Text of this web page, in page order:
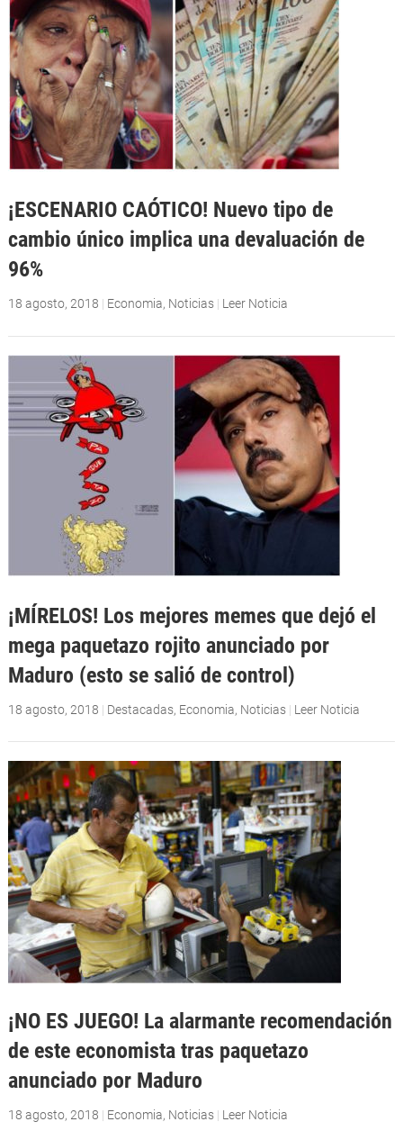
¡ESCENARIO CAÓTICO! Nuevo tipo de
cambio único implica una devaluación de
96%
18 agosto, 2018 | Economia, Noticias | Leer Noticia
¡MÍRELOS! Los mejores memes que dejó el
mega paquetazo rojito anunciado por
Maduro (esto se salió de control)
18 agosto, 2018 | Destacadas, Economia, Noticias | Leer Noticia
¡NO ES JUEGO! La alarmante recomendación
de este economista tras paquetazo
anunciado por Maduro
18 agosto, 2018 | Economia, Noticias | Leer Noticia